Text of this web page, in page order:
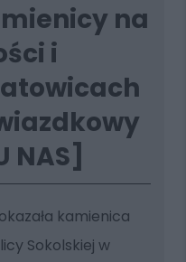
na
i
NAS]
kamienica
Sokolskiej w